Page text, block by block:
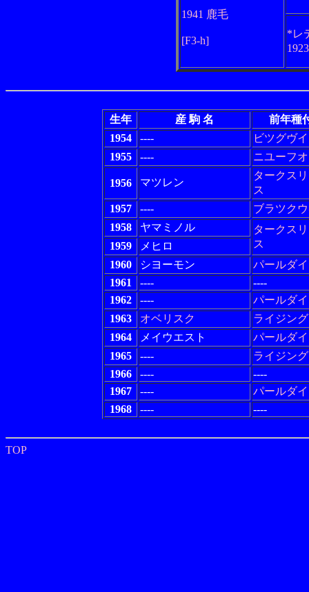
1941 鹿毛
[F3-h]
*レ
生年 産 駒 名
前年種
1954
----
ビツグヴイ
1955
---- ニユーフ
1956 マツレン
タークス
ス
1957
----
ブラツク
1958
ヤマミノル
タークス
ス
1959
メヒロ
1960
シヨーモン
パールダ
1961
----
----
1962
----
パールダ
1963
オベリスク
ライジン
1964
メイウエスト
パールダ
1965
----
ライジン
1966
----
----
1967
----
パールダ
1968
---- ----
TOP